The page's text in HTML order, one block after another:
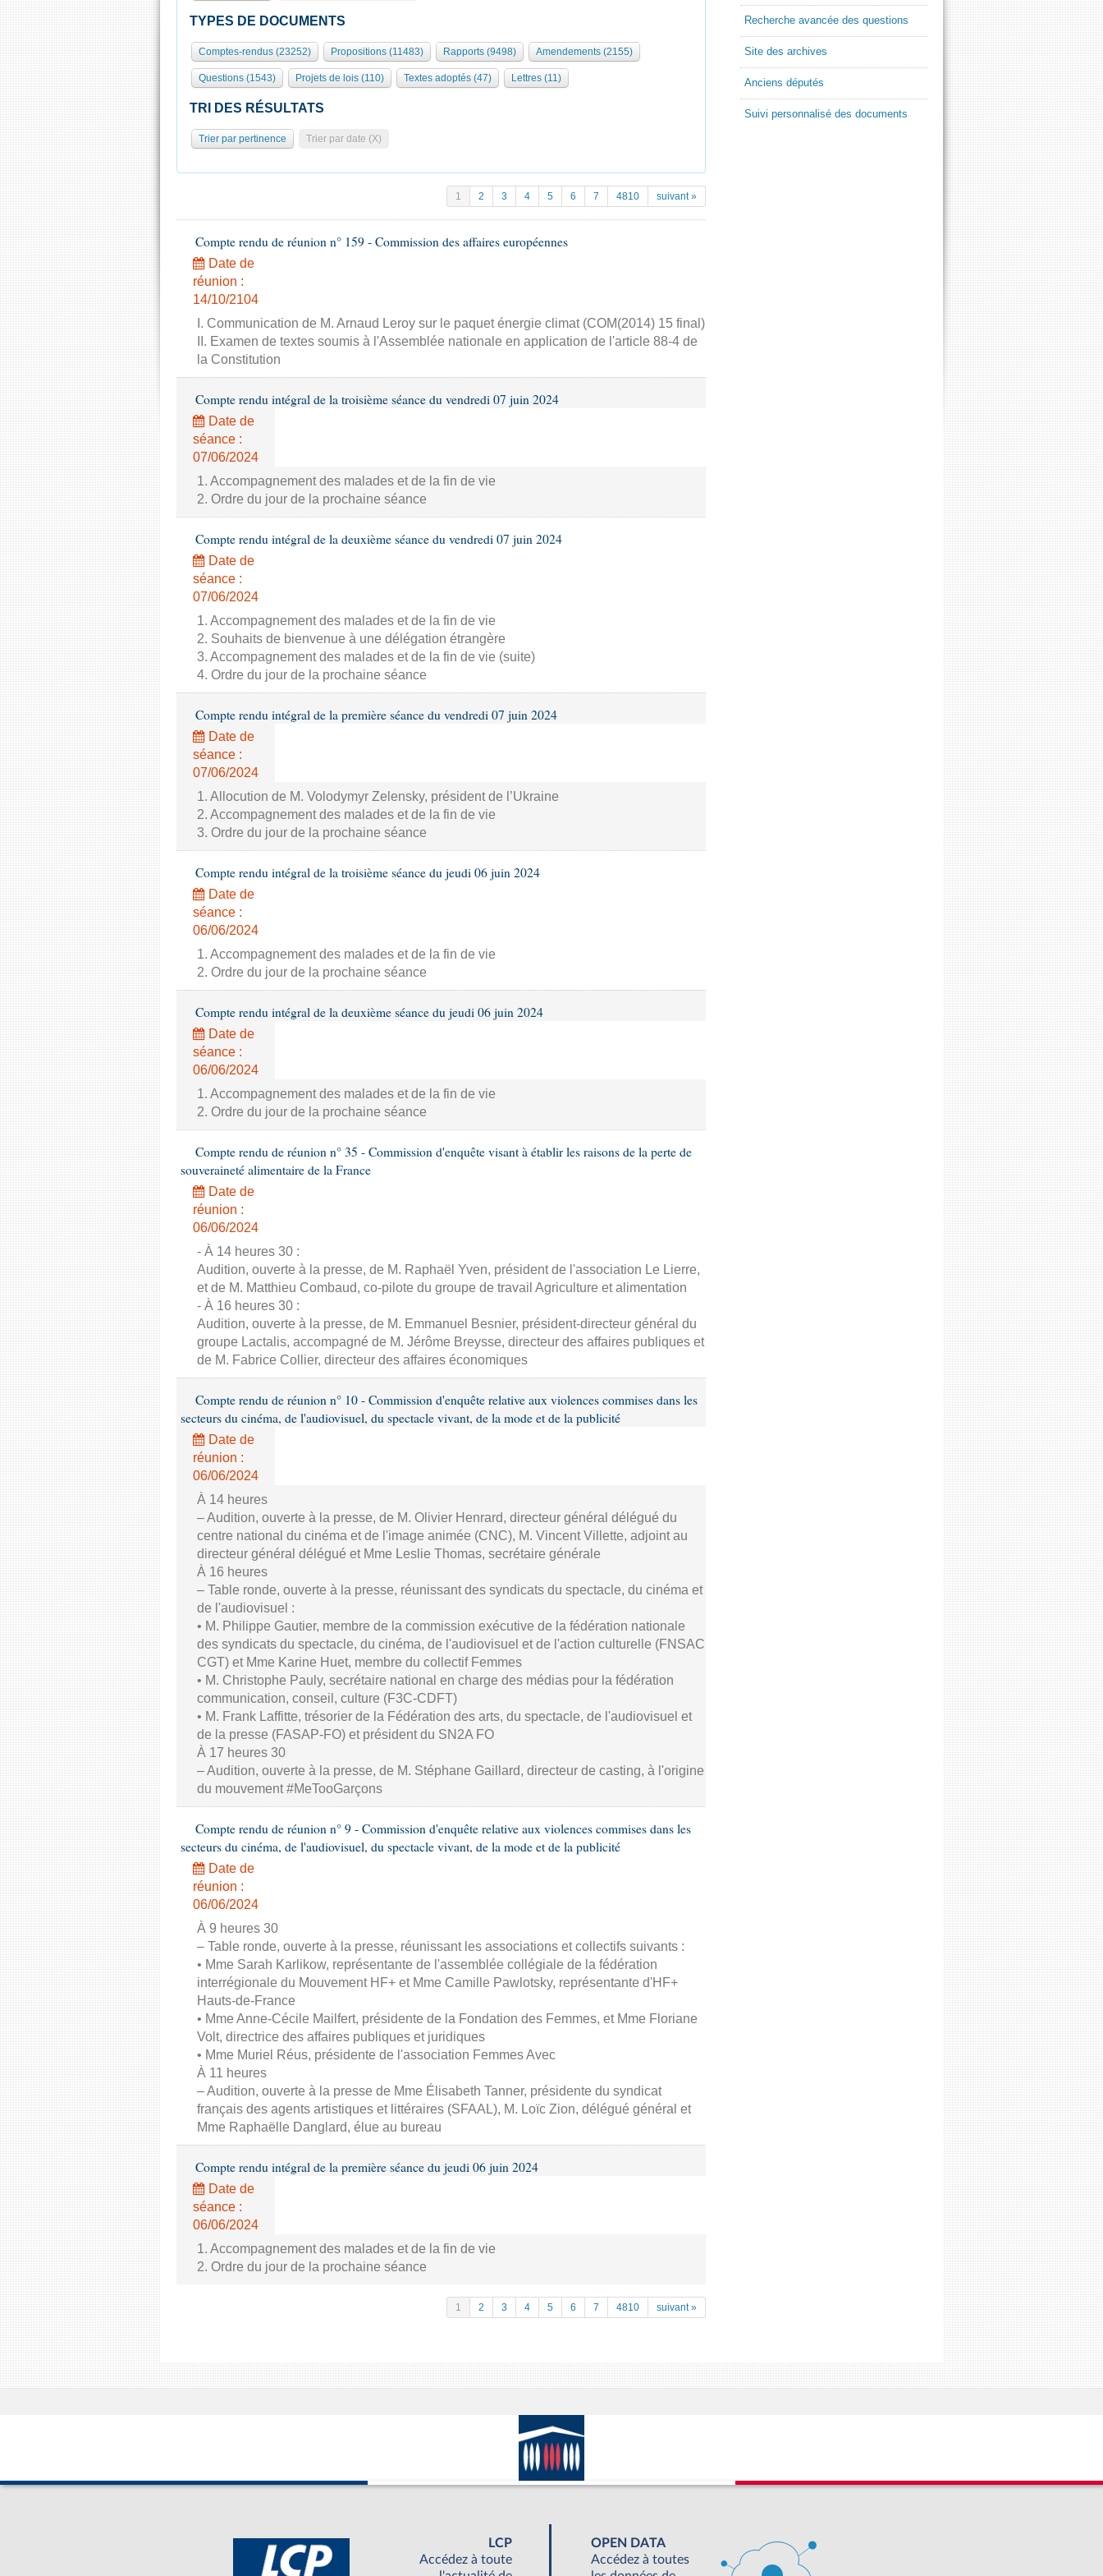
TYPES DE DOCUMENTS
Comptes-rendus (23252) Propositions (11483) Rapports (9498) Amendements (2155)
Questions (1543) Projets de lois (110) Textes adoptés (47) Lettres (11)
TRI DES RÉSULTATS
Trier par pertinence Trier par date (X)
1 2 3 4 5 6 7 4810 suivant »
Compte rendu de réunion n° 159 - Commission des affaires européennes
Date de
réunion :
14/10/2104
I. Communication de M. Arnaud Leroy sur le paquet énergie climat (COM(2014) 15 final)
II. Examen de textes soumis à l'Assemblée nationale en application de l'article 88-4 de
la Constitution
Compte rendu intégral de la troisième séance du vendredi 07 juin 2024
Date de
séance :
07/06/2024
1. Accompagnement des malades et de la fin de vie
2. Ordre du jour de la prochaine séance
Compte rendu intégral de la deuxième séance du vendredi 07 juin 2024
Date de
séance :
07/06/2024
1. Accompagnement des malades et de la fin de vie
2. Souhaits de bienvenue à une délégation étrangère
3. Accompagnement des malades et de la fin de vie (suite)
4. Ordre du jour de la prochaine séance
Compte rendu intégral de la première séance du vendredi 07 juin 2024
Date de
séance :
07/06/2024
1. Allocution de M. Volodymyr Zelensky, président de l’Ukraine
2. Accompagnement des malades et de la fin de vie
3. Ordre du jour de la prochaine séance
Compte rendu intégral de la troisième séance du jeudi 06 juin 2024
Date de
séance :
06/06/2024
1. Accompagnement des malades et de la fin de vie
2. Ordre du jour de la prochaine séance
Compte rendu intégral de la deuxième séance du jeudi 06 juin 2024
Date de
séance :
06/06/2024
1. Accompagnement des malades et de la fin de vie
2. Ordre du jour de la prochaine séance
Compte rendu de réunion n° 35 - Commission d'enquête visant à établir les raisons de la perte de
souveraineté alimentaire de la France
Date de
réunion :
06/06/2024
- À 14 heures 30 :
Audition, ouverte à la presse, de M. Raphaël Yven, président de l'association Le Lierre,
et de M. Matthieu Combaud, co-pilote du groupe de travail Agriculture et alimentation
- À 16 heures 30 :
Audition, ouverte à la presse, de M. Emmanuel Besnier, président-directeur général du
groupe Lactalis, accompagné de M. Jérôme Breysse, directeur des affaires publiques et
de M. Fabrice Collier, directeur des affaires économiques
Compte rendu de réunion n° 10 - Commission d'enquête relative aux violences commises dans les
secteurs du cinéma, de l'audiovisuel, du spectacle vivant, de la mode et de la publicité
Date de
réunion :
06/06/2024
À 14 heures
– Audition, ouverte à la presse, de M. Olivier Henrard, directeur général délégué du
centre national du cinéma et de l'image animée (CNC), M. Vincent Villette, adjoint au
directeur général délégué et Mme Leslie Thomas, secrétaire générale
À 16 heures
– Table ronde, ouverte à la presse, réunissant des syndicats du spectacle, du cinéma et
de l'audiovisuel :
• M. Philippe Gautier, membre de la commission exécutive de la fédération nationale
des syndicats du spectacle, du cinéma, de l'audiovisuel et de l'action culturelle (FNSAC
CGT) et Mme Karine Huet, membre du collectif Femmes
• M. Christophe Pauly, secrétaire national en charge des médias pour la fédération
communication, conseil, culture (F3C-CDFT)
• M. Frank Laffitte, trésorier de la Fédération des arts, du spectacle, de l'audiovisuel et
de la presse (FASAP-FO) et président du SN2A FO
À 17 heures 30
– Audition, ouverte à la presse, de M. Stéphane Gaillard, directeur de casting, à l'origine
du mouvement #MeTooGarçons
Compte rendu de réunion n° 9 - Commission d'enquête relative aux violences commises dans les
secteurs du cinéma, de l'audiovisuel, du spectacle vivant, de la mode et de la publicité
Date de
réunion :
06/06/2024
À 9 heures 30
– Table ronde, ouverte à la presse, réunissant les associations et collectifs suivants :
• Mme Sarah Karlikow, représentante de l'assemblée collégiale de la fédération
interrégionale du Mouvement HF+ et Mme Camille Pawlotsky, représentante d'HF+
Hauts-de-France
• Mme Anne-Cécile Mailfert, présidente de la Fondation des Femmes, et Mme Floriane
Volt, directrice des affaires publiques et juridiques
• Mme Muriel Réus, présidente de l'association Femmes Avec
À 11 heures
– Audition, ouverte à la presse de Mme Élisabeth Tanner, présidente du syndicat
français des agents artistiques et littéraires (SFAAL), M. Loïc Zion, délégué général et
Mme Raphaëlle Danglard, élue au bureau
Compte rendu intégral de la première séance du jeudi 06 juin 2024
Date de
séance :
06/06/2024
1. Accompagnement des malades et de la fin de vie
2. Ordre du jour de la prochaine séance
1 2 3 4 5 6 7 4810 suivant »
Recherche avancée des questions
Site des archives
Anciens députés
Suivi personnalisé des documents
LCP
Accédez à toute
OPEN DATA
Accédez à toutes